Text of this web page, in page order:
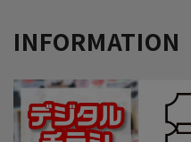
INFORMATION